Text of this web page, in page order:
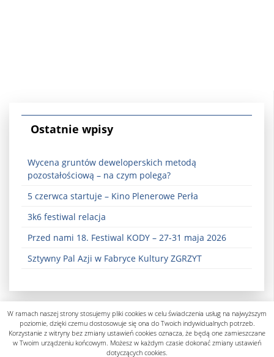
Ostatnie wpisy
Wycena gruntów deweloperskich metodą
pozostałościową – na czym polega?
5 czerwca startuje – Kino Plenerowe Perła
3k6 festiwal relacja
Przed nami 18. Festiwal KODY – 27-31 maja 2026
Sztywny Pal Azji w Fabryce Kultury ZGRZYT
W ramach naszej strony stosujemy pliki cookies w celu świadczenia usług na najwyższym
poziomie, dzięki czemu dostosowuje się ona do Twoich indywidualnych potrzeb.
Korzystanie z witryny bez zmiany ustawień cookies oznacza, że będą one zamieszczane
w Twoim urządzeniu końcowym. Możesz w każdym czasie dokonać zmiany ustawień
dotyczących cookies.